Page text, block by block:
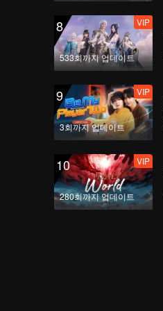
8
533회까지 업데이트
VIP
9
3회까지 업데이트
VIP
10
280회까지 업데이트
VIP